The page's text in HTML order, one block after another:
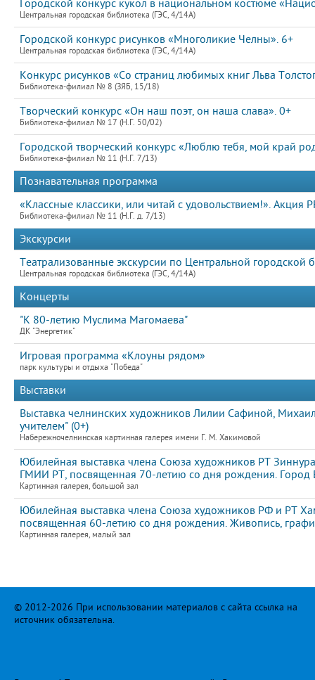
Городской конкурс кукол в национальном костюме
Центральная городская библиотека (ГЭС, 4/14А)
Городской конкурс рисунков «Многоликие Челны». 6+
Центральная городская библиотека (ГЭС, 4/14А)
Конкурс рисунков «Со страниц любимых книг Льва
Библиотека-филиал № 8 (ЗЯБ, 15/18)
Творческий конкурс «Он наш поэт, он наша слава». 0+
Библиотека-филиал № 17 (Н.Г. 50/02)
Городской творческий конкурс «Люблю тебя, мой край
Библиотека-филиал № 11 (Н.Г. 7/13)
Познавательная программа
«Классные классики, или читай с удовольствием!». Акция
Библиотека-филиал № 11 (Н.Г. д. 7/13)
Экскурсии
Театрализованные экскурсии по Центральной городской
Центральная городская библиотека (ГЭС, 4/14А)
Концерты
"К 80-летию Муслима Магомаева"
ДК "Энергетик"
Игровая программа «Клоуны рядом»
парк культуры и отдыха "Победа"
Выставки
Выставка челнинских художников Лилии Сафиной,
учителем" (0+)
Набережночелнинская картинная галерея имени Г. М. Хакимовой
Юбилейная выставка члена Союза художников РТ
ГМИИ РТ, посвященная 70-летию со дня рождения. Город
Картинная галерея, большой зал
Юбилейная выставка члена Союза художников РФ и РТ
посвященная 60-летию со дня рождения. Живопись,
Картинная галерея, малый зал
© 2012-2026 При использовании материалов с сайта ссылка на
источник обязательна.